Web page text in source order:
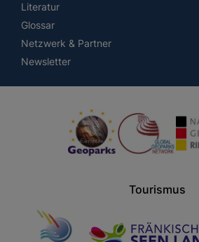
Literatur
Glossar
Netzwerk & Partner
Newsletter
Tourismus